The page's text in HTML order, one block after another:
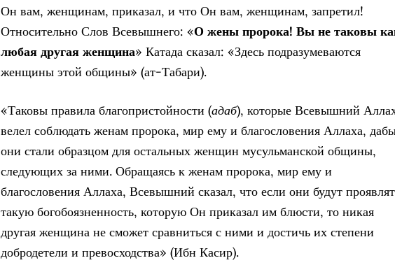
Он вам, женщинам, приказал, и что Он вам, женщинам, запретил!
Относительно Слов Всевышнего: «О жены пророка! Вы не таковы
любая другая женщина» Катада сказал: «Здесь подразумеваются
женщины этой общины» (ат-Табари).
«Таковы правила благопристойности (адаб), которые Всевышний
велел соблюдать женам пророка, мир ему и благословения Аллаха,
они стали образцом для остальных женщин мусульманской общины,
следующих за ними. Обращаясь к женам пророка, мир ему и
благословения Аллаха, Всевышний сказал, что если они будут
такую богобоязненность, которую Он приказал им блюсти, то никая
другая женщина не сможет сравниться с ними и достичь их степени
добродетели и превосходства» (Ибн Касир).